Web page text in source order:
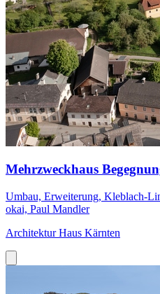
Mehrzweckhaus
Umbau, Erweiterung, Kleblach-
okai, Paul Mandler
Architektur Haus Kärnten